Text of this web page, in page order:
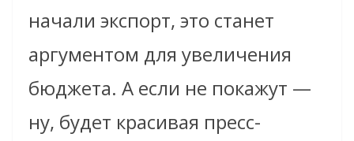
начали экспорт, это станет
аргументом для увеличения
бюджета. А если не покажут —
ну, будет красивая пресс-